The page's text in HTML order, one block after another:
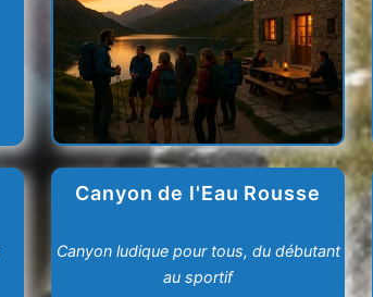
Canyon de l'Eau Rousse
Canyon ludique pour tous, du débutant
au sportif